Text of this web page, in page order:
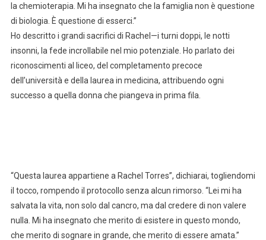
la chemioterapia. Mi ha insegnato che la famiglia non è questione
di biologia. È questione di esserci.”
Ho descritto i grandi sacrifici di Rachel—i turni doppi, le notti
insonni, la fede incrollabile nel mio potenziale. Ho parlato dei
riconoscimenti al liceo, del completamento precoce
dell’università e della laurea in medicina, attribuendo ogni
successo a quella donna che piangeva in prima fila.
“Questa laurea appartiene a Rachel Torres”, dichiarai, togliendomi
il tocco, rompendo il protocollo senza alcun rimorso. “Lei mi ha
salvata la vita, non solo dal cancro, ma dal credere di non valere
nulla. Mi ha insegnato che merito di esistere in questo mondo,
che merito di sognare in grande, che merito di essere amata.”